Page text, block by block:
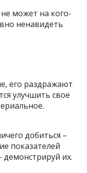
может на кого-
ненавидеть
его раздражают
улучшить свое
добиться –
показателей
демонстрируй их.